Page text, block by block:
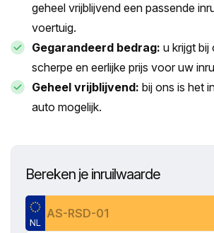
geheel vrijblijvend een passende
voertuig.
Gegarandeerd bedrag: u krijgt bij
scherpe en eerlijke prijs voor uw
Geheel vrijblijvend: bij ons is het
auto mogelijk.
Bereken je inruilwaarde